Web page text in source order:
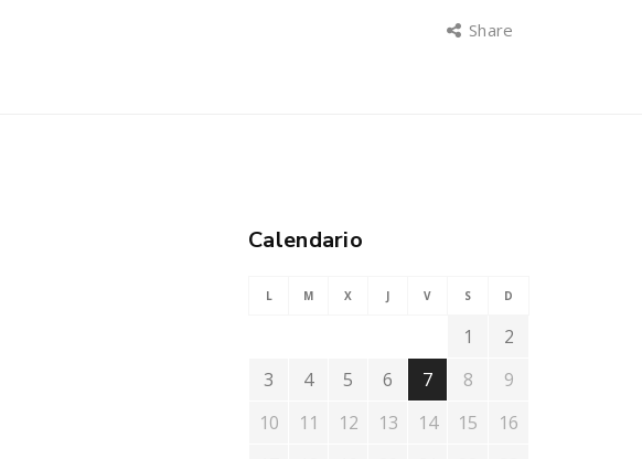
Share
Calendario
L M X J V S D
1
2
3
4 5 6 7 8
9
10
11 12 13 14 15
16